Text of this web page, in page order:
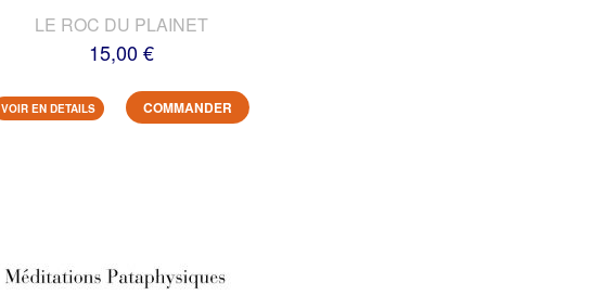
LE ROC DU PLAINET
15,00 €
VOIR EN DETAILS COMMANDER